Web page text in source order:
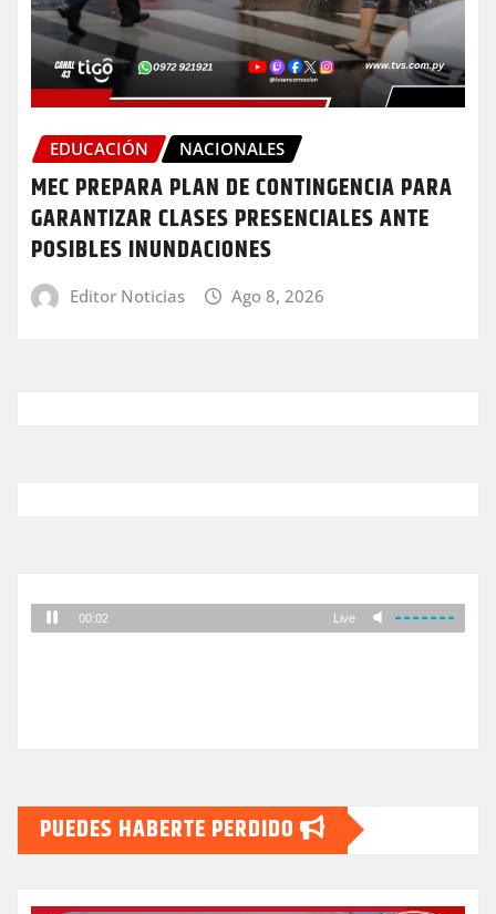
EDUCACIÓN NACIONALES
MEC PREPARA PLAN DE CONTINGENCIA PARA
GARANTIZAR CLASES PRESENCIALES ANTE
POSIBLES INUNDACIONES
Editor Noticias Ago 8, 2026
PUEDES HABERTE PERDIDO